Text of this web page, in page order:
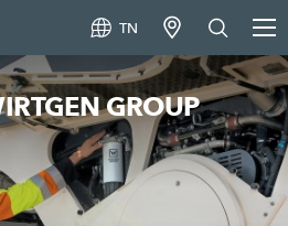
TN
GROUP